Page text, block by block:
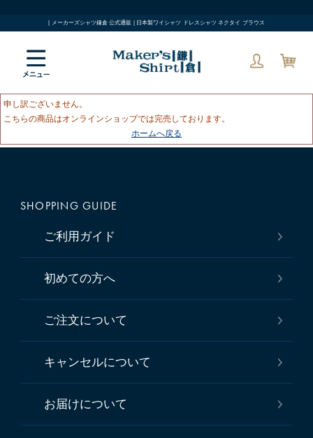
| メーカーズシャツ鎌倉 公式通販 | 日本製ワイシャツ ドレスシャツ ネクタイ ブラウス
申し訳ございません。
こちらの商品はオンラインショップでは完売しております。
ホームへ戻る
SHOPPING GUIDE
ご利用ガイド
初めての方へ
ご注文について
キャンセルについて
お届けについて